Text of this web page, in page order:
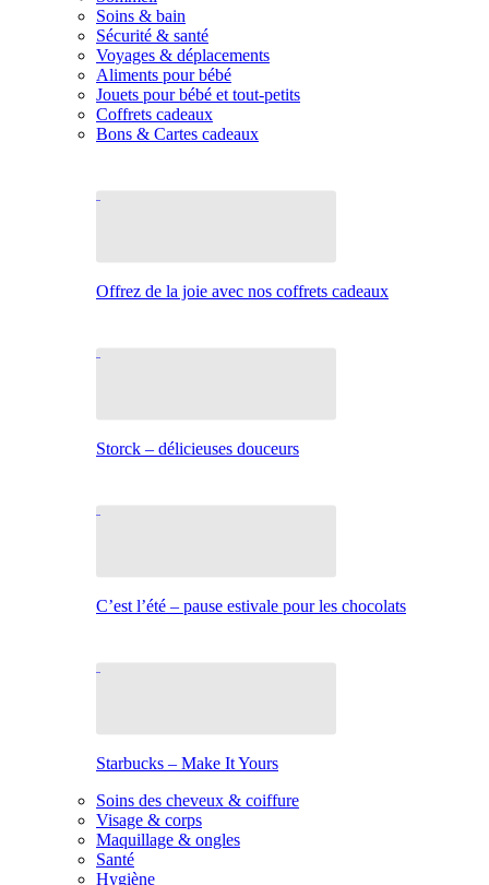
Soins & bain
Sécurité & santé
Voyages & déplacements
Aliments pour bébé
Jouets pour bébé et tout-petits
Coffrets cadeaux
Bons & Cartes cadeaux
Offrez de la joie avec nos coffrets cadeaux
Storck – délicieuses douceurs
C’est l’été – pause estivale pour les chocolats
Starbucks – Make It Yours
Soins des cheveux & coiffure
Visage & corps
Maquillage & ongles
Santé
Hygiène